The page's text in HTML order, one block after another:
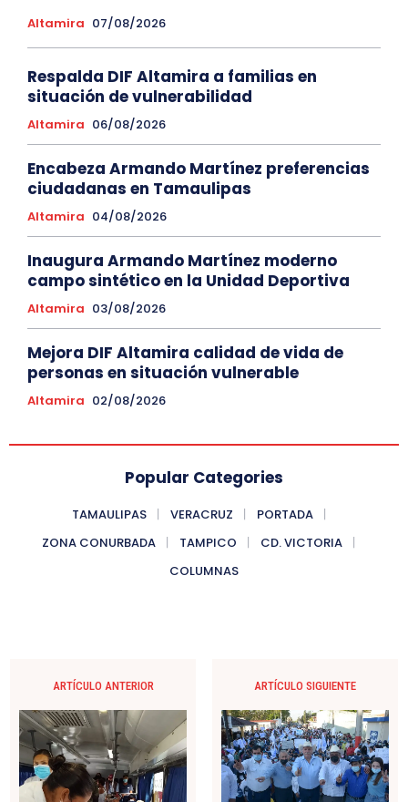
Altamira 07/08/2026
Respalda DIF Altamira a familias en
situación de vulnerabilidad
Altamira 06/08/2026
Encabeza Armando Martínez preferencias
ciudadanas en Tamaulipas
Altamira 04/08/2026
Inaugura Armando Martínez moderno
campo sintético en la Unidad Deportiva
Altamira 03/08/2026
Mejora DIF Altamira calidad de vida de
personas en situación vulnerable
Altamira 02/08/2026
Popular Categories
TAMAULIPAS VERACRUZ
PORTADA
ZONA CONURBADA
TAMPICO
CD. VICTORIA
COLUMNAS
ARTÍCULO ANTERIOR ARTÍCULO SIGUIENTE